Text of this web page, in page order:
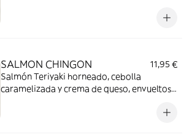
SALMON CHINGON
11,95 €
Salmón Teriyaki horneado, cebolla
caramelizada y crema de queso, envueltos